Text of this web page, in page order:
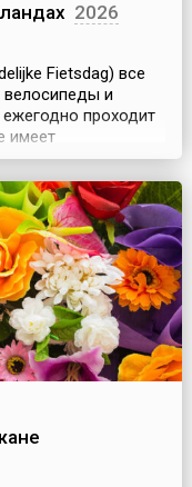
2026
Fietsdag) все
велосипеды и
ежегодно проходит
имеет
в стране. К
поэтому во все
включаются
являются